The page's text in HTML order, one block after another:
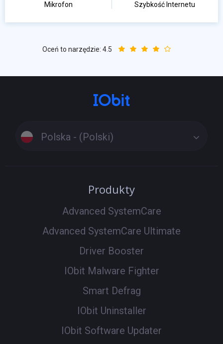
Mikrofon Szybkość Internetu
Oceń to narzędzie: 4.5
Polska - (Polski)
Produkty
Advanced SystemCare
Advanced SystemCare Ultimate
Driver Booster
IObit Malware Fighter
Smart Defrag
IObit Uninstaller
IObit Software Updater